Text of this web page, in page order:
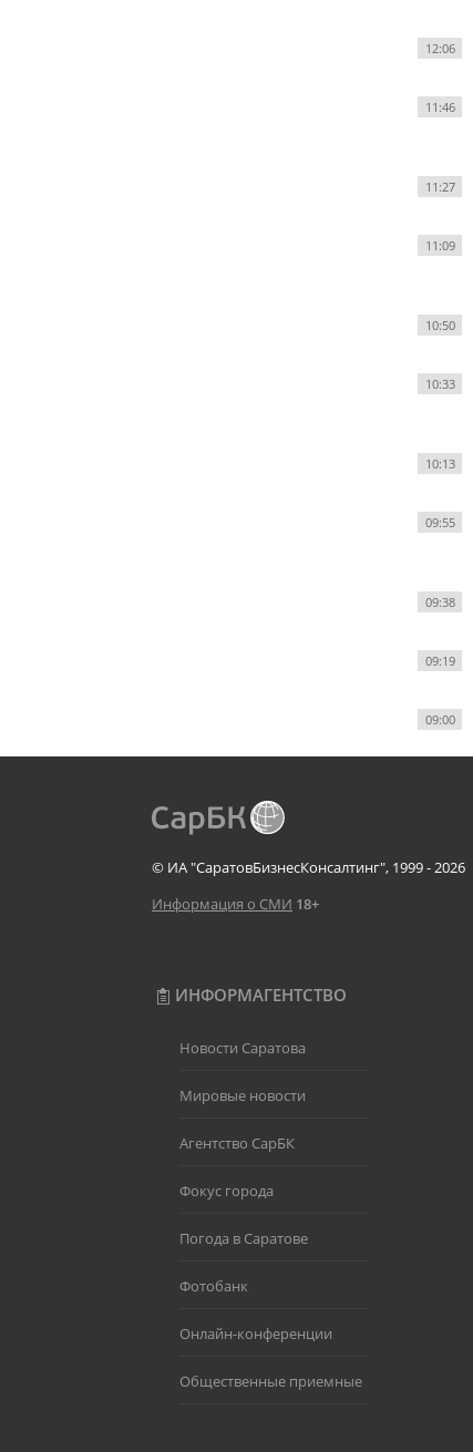
12:06
11:46
11:27
11:09
10:50
10:33
10:13
09:55
09:38
09:19
09:00
© ИА "СаратовБизнесКонсалтинг", 1999 - 2026
Информация о СМИ 18+
ИНФОРМАГЕНТСТВО
Новости Саратова
Мировые новости
Агентство СарБК
Фокус города
Погода в Саратове
Фотобанк
Онлайн-конференции
Общественные приемные